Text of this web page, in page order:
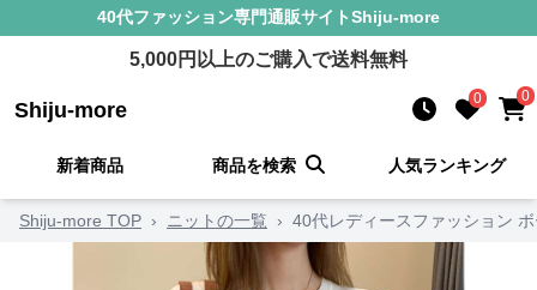
40代ファッション専門通販サイトShiju-more
5,000円以上のご購入で送料無料
Shiju-more 0 0
新着商品 商品を検索 人気ランキング
Shiju-more TOP › ニットの一覧 › 40代レディースファッション